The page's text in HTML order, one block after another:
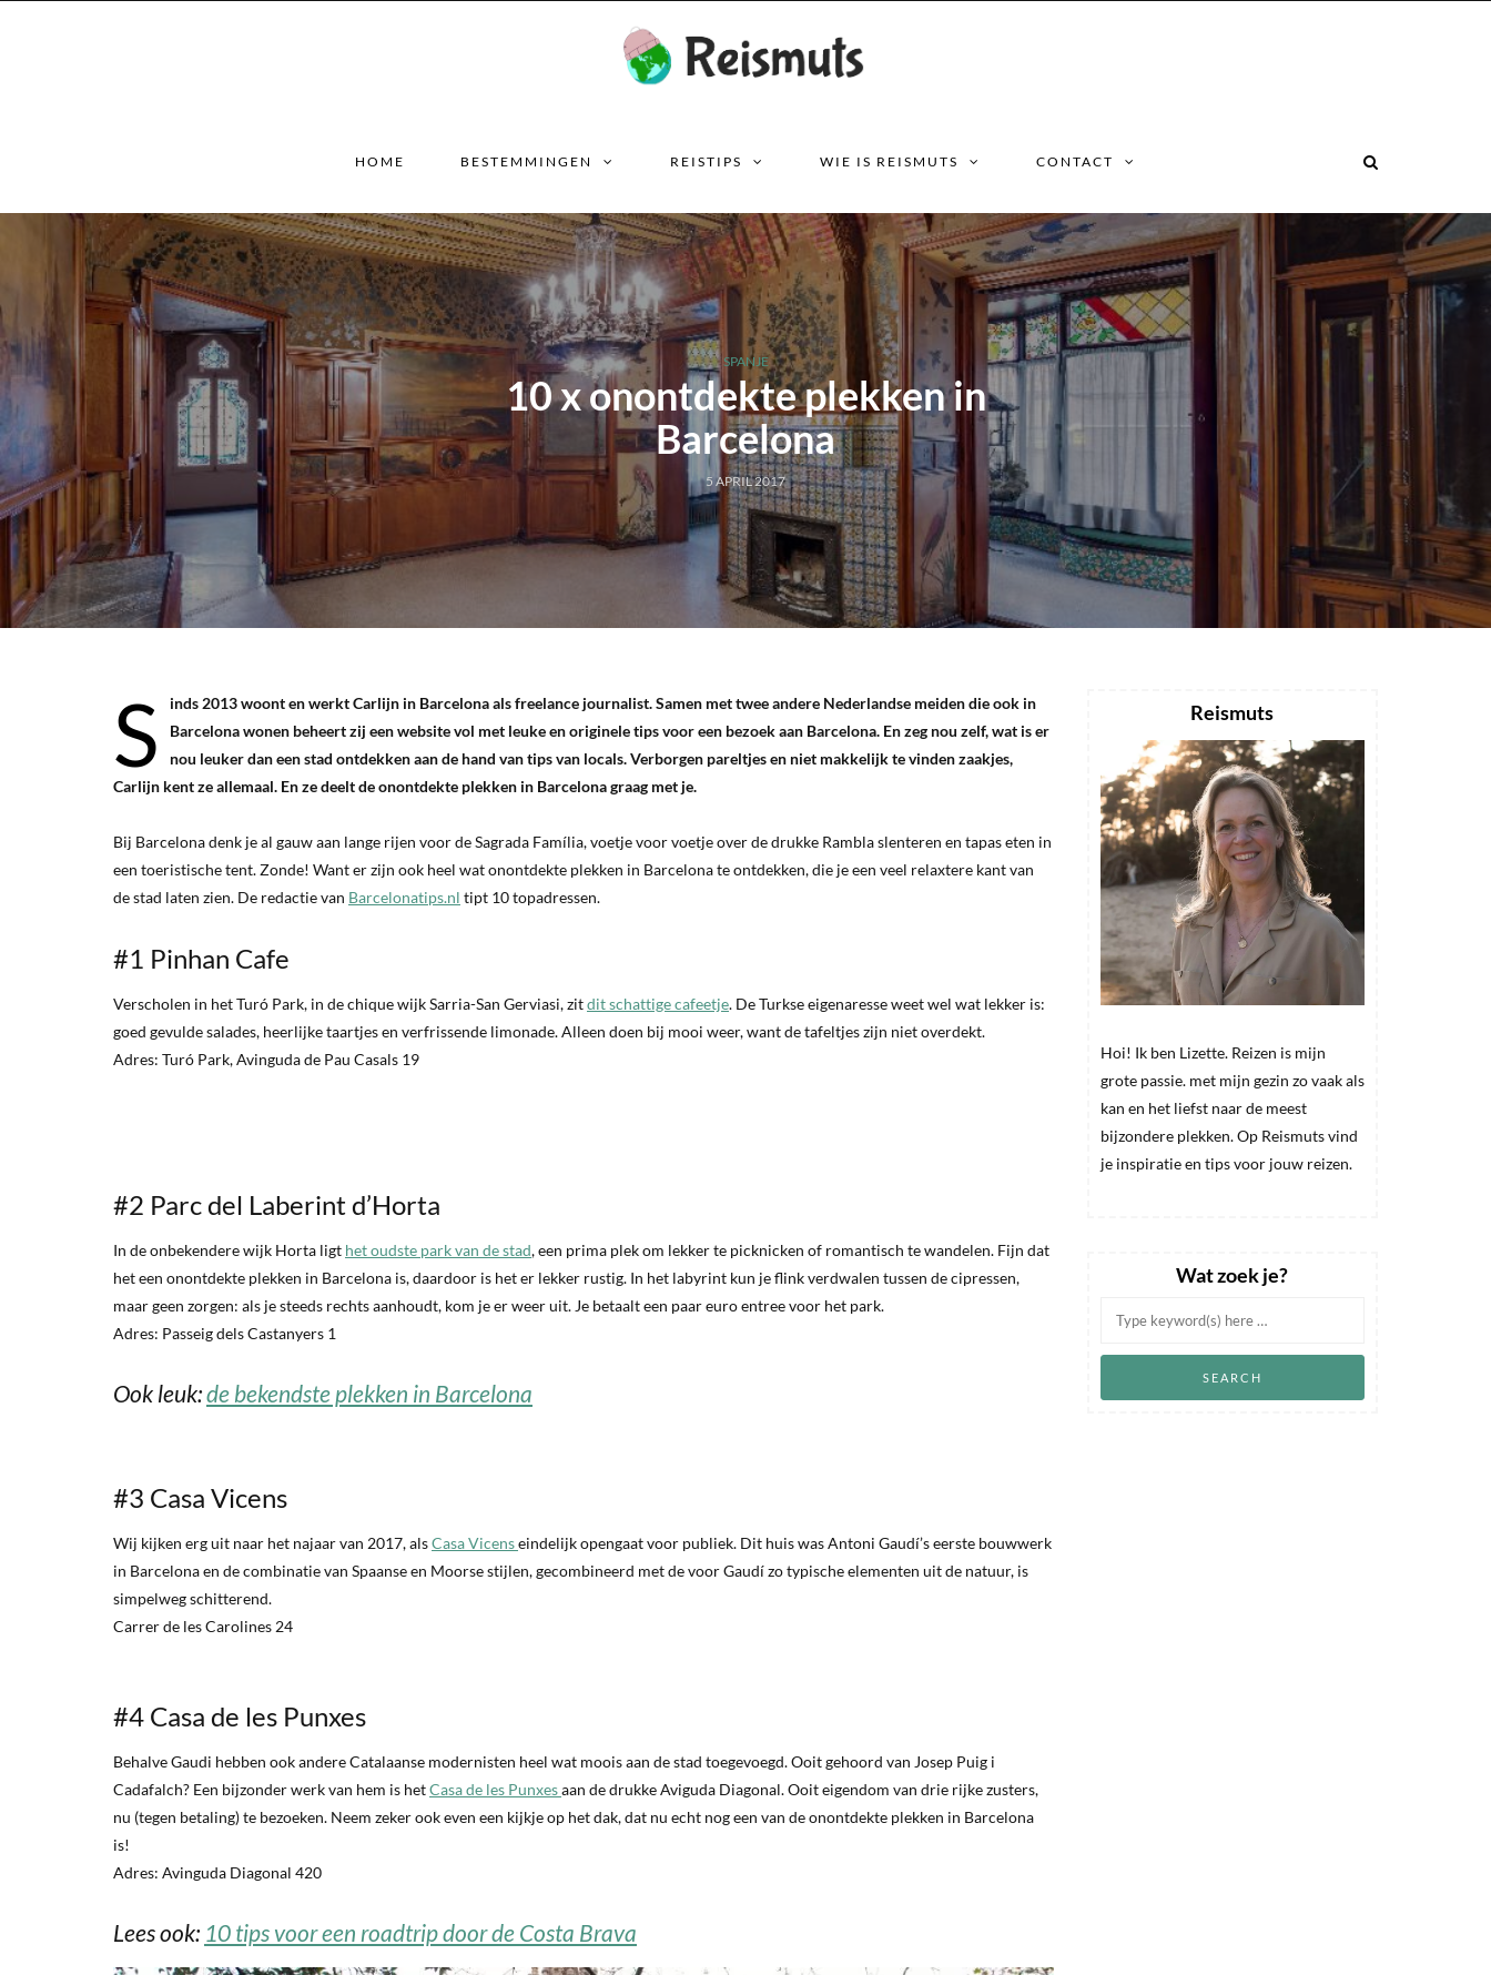
HOME BESTEMMINGEN REISTIPS WIE IS REISMUTS CONTACT
SPANJE
10 x onontdekte plekken in
Barcelona
5 APRIL 2017
S
inds 2013 woont en werkt Carlijn in Barcelona als freelance journalist. Samen met twee andere Nederlandse meiden die ook in
Barcelona wonen beheert zij een website vol met leuke en originele tips voor een bezoek aan Barcelona. En zeg nou zelf, wat is er
nou leuker dan een stad ontdekken aan de hand van tips van locals. Verborgen pareltjes en niet makkelijk te vinden zaakjes,
Carlijn kent ze allemaal. En ze deelt de onontdekte plekken in Barcelona graag met je.
Bij Barcelona denk je al gauw aan lange rijen voor de Sagrada Família, voetje voor voetje over de drukke Rambla slenteren en tapas eten in
een toeristische tent. Zonde! Want er zijn ook heel wat onontdekte plekken in Barcelona te ontdekken, die je een veel relaxtere kant van
de stad laten zien. De redactie van Barcelonatips.nl tipt 10 topadressen.
#1 Pinhan Cafe
Verscholen in het Turó Park, in de chique wijk Sarria-San Gerviasi, zitdit schattige cafeetje. De Turkse eigenaresse weet wel wat lekker is:
goed gevulde salades, heerlijke taartjes en verfrissende limonade. Alleen doen bij mooi weer, want de tafeltjes zijn niet overdekt.
Adres: Turó Park, Avinguda de Pau Casals 19
#2 Parc del Laberint d’Horta
In de onbekendere wijk Horta ligt het oudste park van de stad, een prima plek om lekker te picknicken of romantisch te wandelen. Fijn dat
het een onontdekte plekken in Barcelona is, daardoor is het er lekker rustig. In het labyrint kun je flink verdwalen tussen de cipressen,
maar geen zorgen: als je steeds rechts aanhoudt, kom je er weer uit. Je betaalt een paar euro entree voor het park.
Adres: Passeig dels Castanyers 1
Ook leuk:de bekendste plekken in Barcelona
#3 Casa Vicens
Wij kijken erg uit naar het najaar van 2017, alsCasa Vicenseindelijk opengaat voor publiek. Dit huis was Antoni Gaudí’s eerste bouwwerk
in Barcelona en de combinatie van Spaanse en Moorse stijlen, gecombineerd met de voor Gaudí zo typische elementen uit de natuur, is
simpelweg schitterend.
Carrer de les Carolines 24
#4 Casa de les Punxes
Behalve Gaudi hebben ook andere Catalaanse modernisten heel wat moois aan de stad toegevoegd. Ooit gehoord van Josep Puig i
Cadafalch? Een bijzonder werk van hem is hetCasa de les Punxesaan de drukke Aviguda Diagonal. Ooit eigendom van drie rijke zusters,
nu (tegen betaling) te bezoeken. Neem zeker ook even een kijkje op het dak, dat nu echt nog een van de onontdekte plekken in Barcelona
is!
Adres: Avinguda Diagonal 420
Lees ook: 10 tips voor een roadtrip door de Costa Brava
Reismuts
Hoi! Ik ben Lizette. Reizen is mijn
grote passie. met mijn gezin zo vaak als
kan en het liefst naar de meest
bijzondere plekken. Op Reismuts vind
je inspiratie en tips voor jouw reizen.
Wat zoek je?